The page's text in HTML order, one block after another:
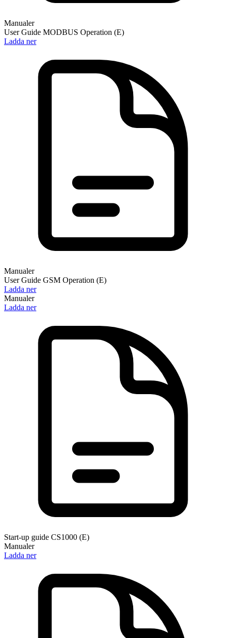
Manualer
User Guide MODBUS Operation (E)
Ladda ner
Manualer
User Guide GSM Operation (E)
Ladda ner
Manualer
Ladda ner
Start-up guide CS1000 (E)
Manualer
Ladda ner